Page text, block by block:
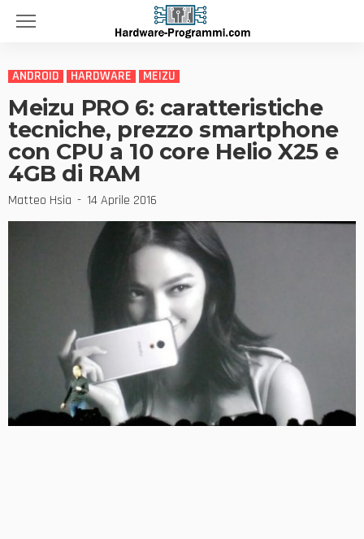
ANDROID HARDWARE MEIZU
Meizu PRO 6: caratteristiche
tecniche, prezzo smartphone
con CPU a 10 core Helio X25 e
4GB di RAM
Matteo Hsia 14 Aprile 2016